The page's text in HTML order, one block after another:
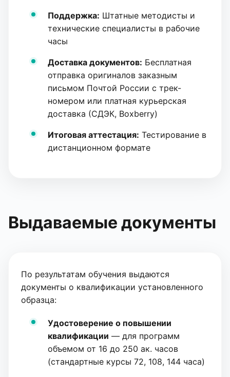
Поддержка: Штатные методисты и
технические специалисты в рабочие
часы
Доставка документов: Бесплатная
отправка оригиналов заказным
письмом Почтой России с трек-
номером или платная курьерская
доставка (СДЭК, Boxberry)
Итоговая аттестация: Тестирование в
дистанционном формате
Выдаваемые документы
По результатам обучения выдаются
документы о квалификации установленного
образца:
Удостоверение о повышении
квалификации — для программ
объемом от 16 до 250 ак. часов
(стандартные курсы 72, 108, 144 часа)